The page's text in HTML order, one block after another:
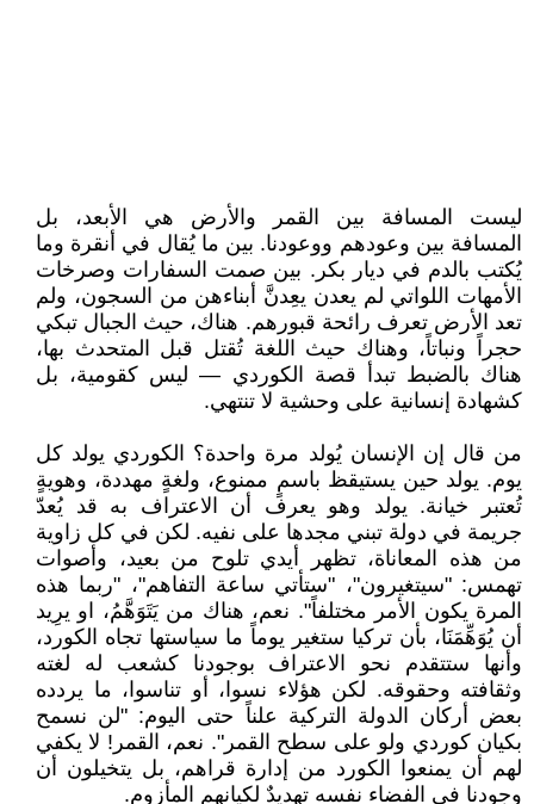
ليست المسافة بين القمر والأرض هي الأبعد، بل
المسافة بين وعودهم ووعودنا. بين ما يُقال في أنقرة وما
يُكتب بالدم في ديار بكر. بين صمت السفارات وصرخات
الأمهات اللواتي لم يعدن يعِدنَّ أبناءهن من السجون، ولم
تعد الأرض تعرف رائحة قبورهم. هناك، حيث الجبال تبكي
حجراً ونباتاً، وهناك حيث اللغة تُقتل قبل المتحدث بها،
هناك بالضبط تبدأ قصة الكوردي — ليس كقومية، بل
كشهادة إنسانية على وحشية لا تنتهي.
من قال إن الإنسان يُولد مرة واحدة؟ الكوردي يولد كل
يوم. يولد حين يستيقظ باسمٍ ممنوع، ولغةٍ مهددة، وهويةٍ
تُعتبر خيانة. يولد وهو يعرف أن الاعتراف به قد يُعدّ
جريمة في دولة تبني مجدها على نفيه. لكن في كل زاوية
من هذه المعاناة، تظهر أيدي تلوح من بعيد، وأصوات
تهمس: "سيتغيرون"، "ستأتي ساعة التفاهم"، "ربما هذه
المرة يكون الأمر مختلفاً". نعم، هناك من يَتَوَهَّمُ، او يرِيد
أن يُوَهِّمَنَا، بأن تركيا ستغير يوماً ما سياستها تجاه الكورد،
وأنها ستتقدم نحو الاعتراف بوجودنا كشعب له لغته
وثقافته وحقوقه. لكن هؤلاء نسوا، أو تناسوا، ما يردده
بعض أركان الدولة التركية علناً حتى اليوم: "لن نسمح
بكيان كوردي ولو على سطح القمر". نعم، القمر! لا يكفي
لهم أن يمنعوا الكورد من إدارة قراهم، بل يتخيلون أن
وجودنا في الفضاء نفسه تهديدٌ لكيانهم المأزوم.